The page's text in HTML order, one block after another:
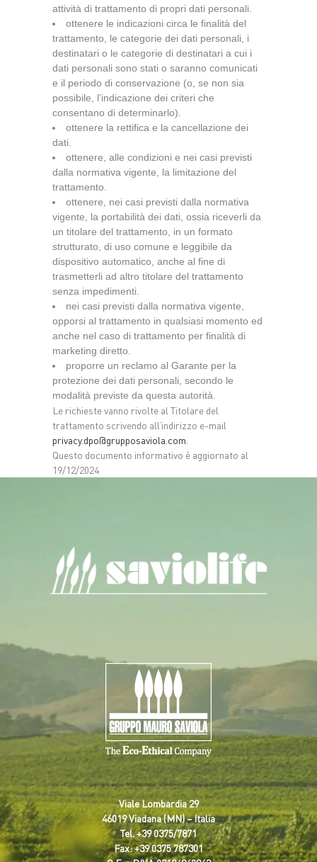
attività di trattamento di propri dati personali.
ottenere le indicazioni circa le finalità del
trattamento, le categorie dei dati personali, i
destinatari o le categorie di destinatari a cui i
dati personali sono stati o saranno comunicati
e il periodo di conservazione (o, se non sia
possibile, l’indicazione dei criteri che
consentano di determinarlo).
ottenere la rettifica e la cancellazione dei
dati.
ottenere, alle condizioni e nei casi previsti
dalla normativa vigente, la limitazione del
trattamento.
ottenere, nei casi previsti dalla normativa
vigente, la portabilità dei dati, ossia riceverli da
un titolare del trattamento, in un formato
strutturato, di uso comune e leggibile da
dispositivo automatico, anche al fine di
trasmetterli ad altro titolare del trattamento
senza impedimenti.
nei casi previsti dalla normativa vigente,
opporsi al trattamento in qualsiasi momento ed
anche nel caso di trattamento per finalità di
marketing diretto.
proporre un reclamo al Garante per la
protezione dei dati personali, secondo le
modalità previste da questa autorità.
Le richieste vanno rivolte al Titolare del
trattamento scrivendo all’indirizzo e-mail
privacy.dpo@grupposaviola.com
Questo documento informativo è aggiornato al
19/12/2024
Viale Lombardia 29
46019 Viadana (MN) – Italia
Tel.+39 0375/7871
Fax: +39 0375 787301